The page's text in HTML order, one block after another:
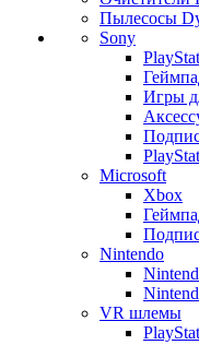
Пылесосы
Sony
Игры
Microsoft
Xbox
Nintendo
VR шлемы